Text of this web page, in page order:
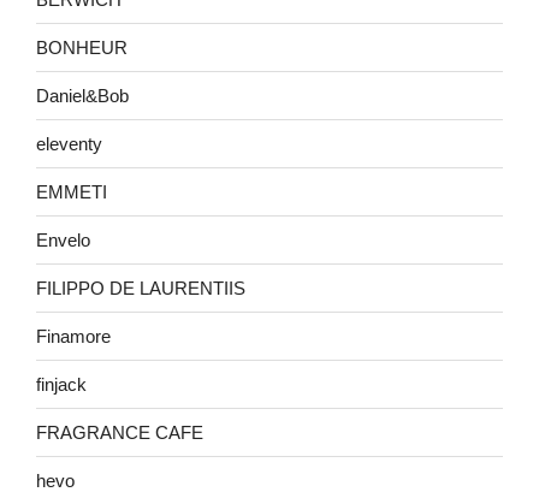
BONHEUR
Daniel&Bob
eleventy
EMMETI
Envelo
FILIPPO DE LAURENTIIS
Finamore
finjack
FRAGRANCE CAFE
hevo